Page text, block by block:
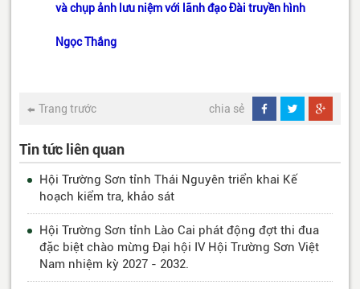
và chụp ảnh lưu niệm với lãnh đạo Đài truyền hình
Ngọc Thắng
Trang trước chia sẻ
Tin tức liên quan
Hội Trường Sơn tỉnh Thái Nguyên triển khai Kế
hoạch kiểm tra, khảo sát
Hội Trường Sơn tỉnh Lào Cai phát động đợt thi đua
đặc biệt chào mừng Đại hội IV Hội Trường Sơn Việt
Nam nhiệm kỳ 2027 - 2032.